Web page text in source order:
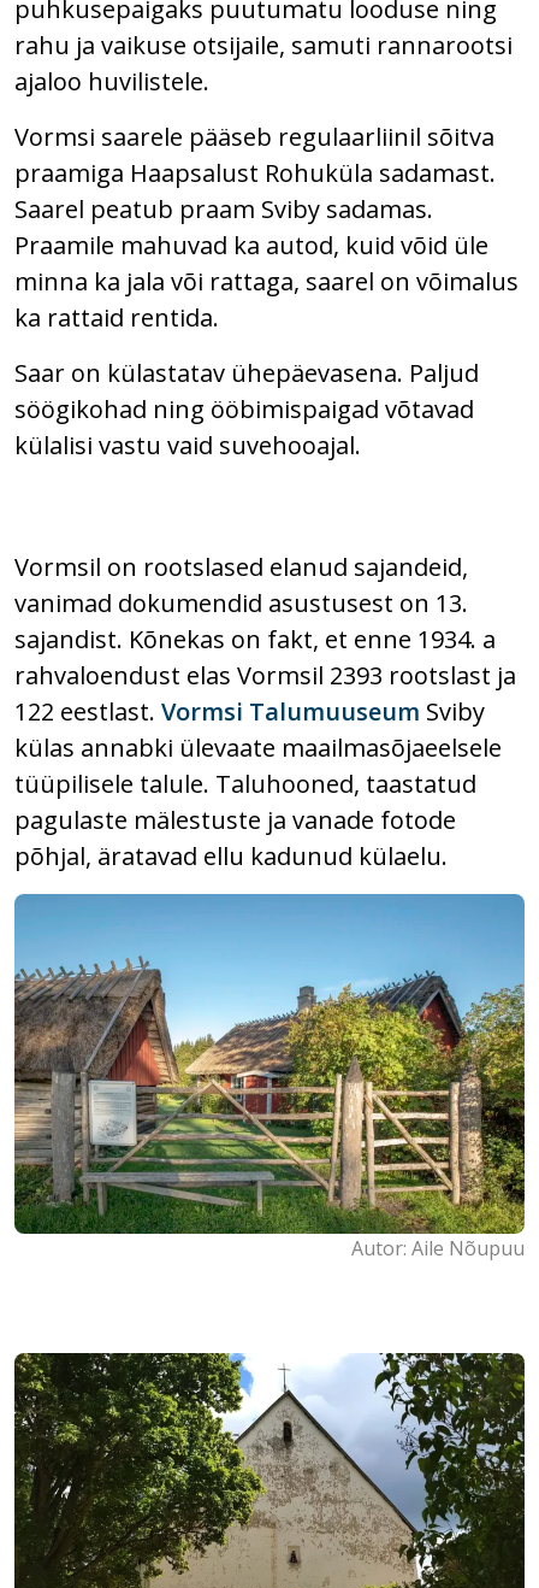
puhkusepaigaks puutumatu looduse ning
rahu ja vaikuse otsijaile, samuti rannarootsi
ajaloo huvilistele.
Vormsi saarele pääseb regulaarliinil sõitva
praamiga Haapsalust Rohuküla sadamast.
Saarel peatub praam Sviby sadamas.
Praamile mahuvad ka autod, kuid võid üle
minna ka jala või rattaga, saarel on võimalus
ka rattaid rentida.
Saar on külastatav ühepäevasena. Paljud
söögikohad ning ööbimispaigad võtavad
külalisi vastu vaid suvehooajal.
Vormsil on rootslased elanud sajandeid,
vanimad dokumendid asustusest on 13.
sajandist. Kõnekas on fakt, et enne 1934. a
rahvaloendust elas Vormsil 2393 rootslast ja
122 eestlast. Vormsi Talumuuseum Sviby
külas annabki ülevaate maailmasõjaeelsele
tüüpilisele talule. Taluhooned, taastatud
pagulaste mälestuste ja vanade fotode
põhjal, äratavad ellu kadunud külaelu.
Autor: Aile Nõupuu